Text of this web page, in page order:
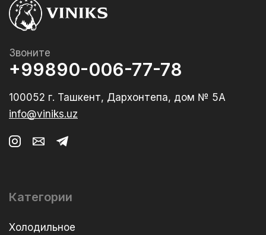
Звоните
+99890-006-77-78
100052 г. Ташкент, Дархонтепа, дом № 5А
info@viniks.uz
Категории
Холодильное